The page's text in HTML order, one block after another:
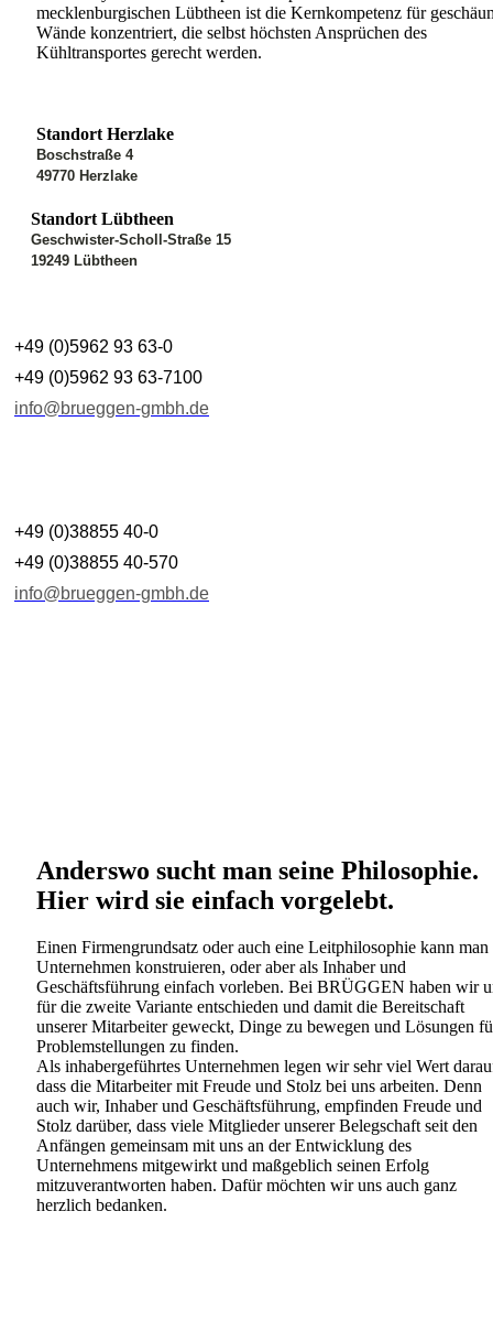
mecklenburgischen Lübtheen ist die Kernkompetenz für
Wände konzentriert, die selbst höchsten Ansprüchen des
Kühltransportes gerecht werden.
Standort Herzlake
Boschstraße 4
49770 Herzlake
Standort Lübtheen
Geschwister-Scholl-Straße 15
19249 Lübtheen
+49 (0)5962 93 63-0
+49 (0)5962 93 63-7100
info@brueggen-gmbh.de
+49 (0)38855 40-0
+49 (0)38855 40-570
info@brueggen-gmbh.de
Anderswo sucht man seine Philosophie.
Hier wird sie einfach vorgelebt.
Einen Firmengrundsatz oder auch eine Leitphilosophie kann man
Unternehmen konstruieren, oder aber als Inhaber und
Geschäftsführung einfach vorleben. Bei BRÜGGEN haben wir
für die zweite Variante entschieden und damit die Bereitschaft
unserer Mitarbeiter geweckt, Dinge zu bewegen und Lösungen
Problemstellungen zu finden.
Als inhabergeführtes Unternehmen legen wir sehr viel Wert
dass die Mitarbeiter mit Freude und Stolz bei uns arbeiten. Denn
auch wir, Inhaber und Geschäftsführung, empfinden Freude und
Stolz darüber, dass viele Mitglieder unserer Belegschaft seit den
Anfängen gemeinsam mit uns an der Entwicklung des
Unternehmens mitgewirkt und maßgeblich seinen Erfolg
mitzuverantworten haben. Dafür möchten wir uns auch ganz
herzlich bedanken.